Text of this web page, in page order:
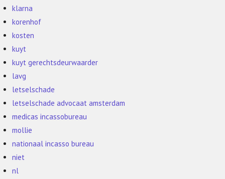
klarna
korenhof
kosten
kuyt
kuyt gerechtsdeurwaarder
lavg
letselschade
letselschade advocaat amsterdam
medicas incassobureau
mollie
nationaal incasso bureau
niet
nl